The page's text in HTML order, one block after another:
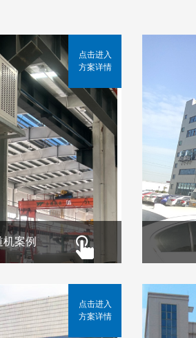
案例
点击进入
方案详情
点击进入
方案详情